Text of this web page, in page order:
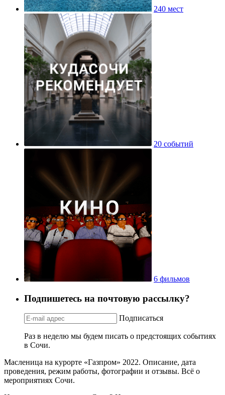
240 мест
20 событий
6 фильмов
Подпишетесь на почтовую рассылку?
Подписаться
Раз в неделю мы будем писать о предстоящих событиях
в Сочи.
Масленица на курорте «Газпром» 2022. Описание, дата
проведения, режим работы, фотографии и отзывы. Всё о
мероприятиях Сочи.